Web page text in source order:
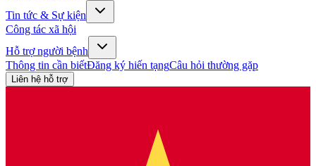
Tin tức & Sự kiện
Công tác xã hội
Hỗ trợ người bệnh
Thông tin cần biếtĐăng ký hiến tạngCâu hỏi thường gặp
Liên hệ hỗ trợ